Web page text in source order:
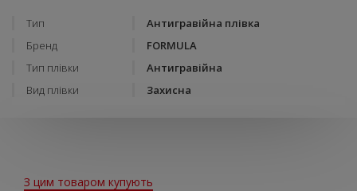
Тип
Антигравійна плівка
Бренд
FORMULA
Тип плівки
Антигравійна
Вид плівки
Захисна
З цим товаром купують